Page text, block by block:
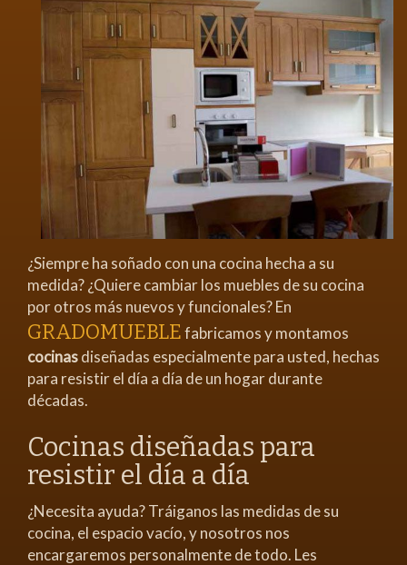
¿Siempre ha soñado con una cocina hecha a su
medida? ¿Quiere cambiar los muebles de su cocina
por otros más nuevos y funcionales? En
GRADOMUEBLEfabricamos y montamos
cocinasdiseñadas especialmente para usted, hechas
para resistir el día a día de un hogar durante
décadas.
Cocinas diseñadas para
resistir el día a día
¿Necesita ayuda? Tráiganos las medidas de su
cocina, el espacio vacío, y nosotros nos
encargaremos personalmente de todo. Les